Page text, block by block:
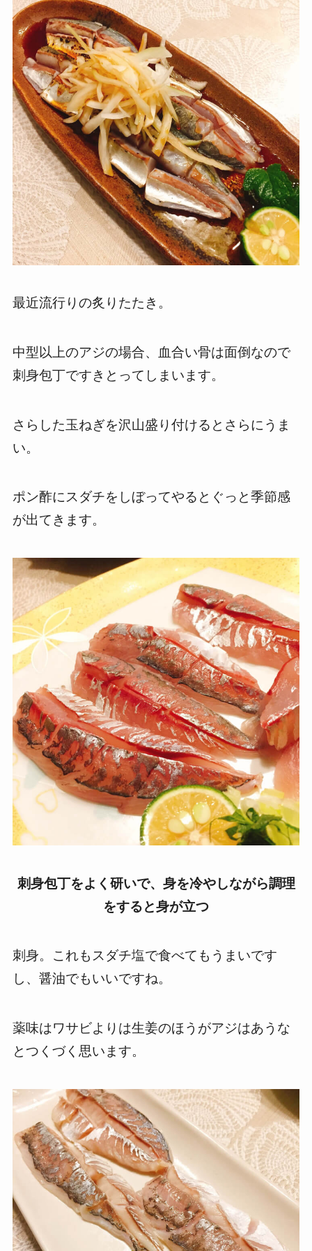
最近流行りの炙りたたき。
中型以上のアジの場合、血合い骨は面倒なので
刺身包丁ですきとってしまいます。
さらした玉ねぎを沢山盛り付けるとさらにうま
い。
ポン酢にスダチをしぼってやるとぐっと季節感
が出てきます。
刺身包丁をよく研いで、身を冷やしながら調理
をすると身が立つ
刺身。これもスダチ塩で食べてもうまいです
し、醤油でもいいですね。
薬味はワサビよりは生姜のほうがアジはあうな
とつくづく思います。